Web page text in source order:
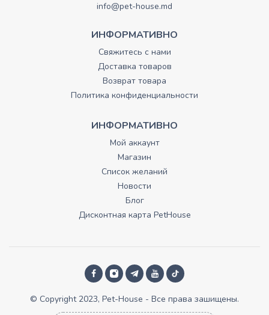
info@pet-house.md
ИНФОРМАТИВНО
Свяжитесь с нами
Доставка товаров
Возврат товара
Политика конфиденциальности
ИНФОРМАТИВНО
Мой аккаунт
Магазин
Список желаний
Новости
Блог
Дисконтная карта PetHouse
© Copyright 2023, Pet-House - Все права зашищены.